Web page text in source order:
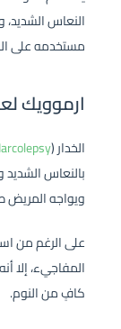
النعاس
مستخدمه على
ارموويك
الخدار (
بالنعاس الشديد
ويواجه المريض
على الرغم من
المفاجيء، إلا
كافٍ من النوم.